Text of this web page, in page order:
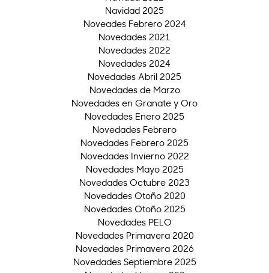
Navidad 2025
Noveades Febrero 2024
Novedades 2021
Novedades 2022
Novedades 2024
Novedades Abril 2025
Novedades de Marzo
Novedades en Granate y Oro
Novedades Enero 2025
Novedades Febrero
Novedades Febrero 2025
Novedades Invierno 2022
Novedades Mayo 2025
Novedades Octubre 2023
Novedades Otoño 2020
Novedades Otoño 2025
Novedades PELO
Novedades Primavera 2020
Novedades Primavera 2026
Novedades Septiembre 2025